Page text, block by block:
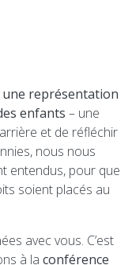
représentation
enfants – une
et de réfléchir
nous nous
entendus, pour que
soient placés au
avec vous. C’est
à la conférence